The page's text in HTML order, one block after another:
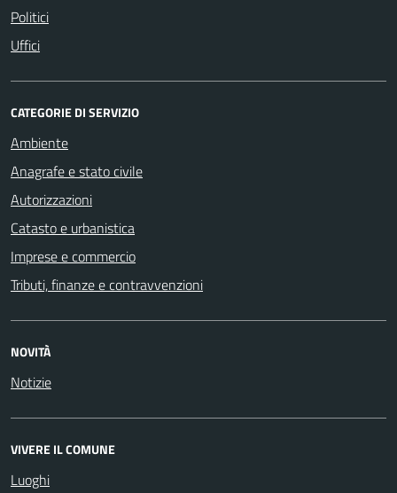
Politici
Uffici
CATEGORIE DI SERVIZIO
Ambiente
Anagrafe e stato civile
Autorizzazioni
Catasto e urbanistica
Imprese e commercio
Tributi, finanze e contravvenzioni
NOVITÀ
Notizie
VIVERE IL COMUNE
Luoghi